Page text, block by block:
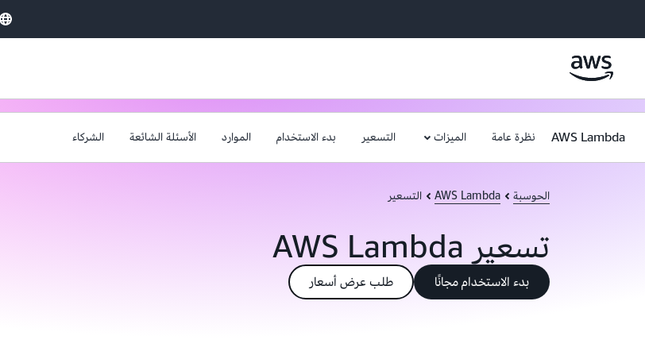
AWS Lambda نظرة عامة الميزات التسعير بدء الاستخدام الموارد الأسئلة الشائعة الشركاء
الحوسبة AWS Lambda التسعير
تسعير AWS Lambda
بدء الاستخدام مجانًا طلب عرض أسعار